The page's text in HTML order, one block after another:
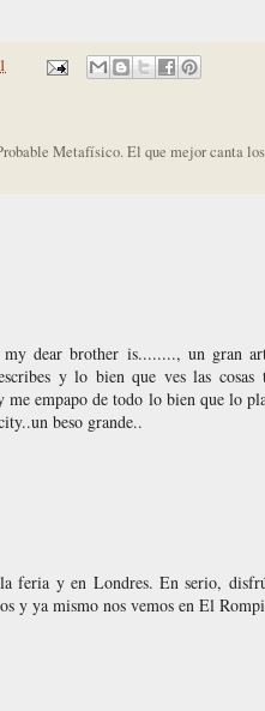
Metafísico. El que mejor canta
dear brother is........, un gran
y lo bien que ves las
empapo de todo lo bien que lo
beso grande..
feria y en Londres. En serio,
y ya mismo nos vemos en El